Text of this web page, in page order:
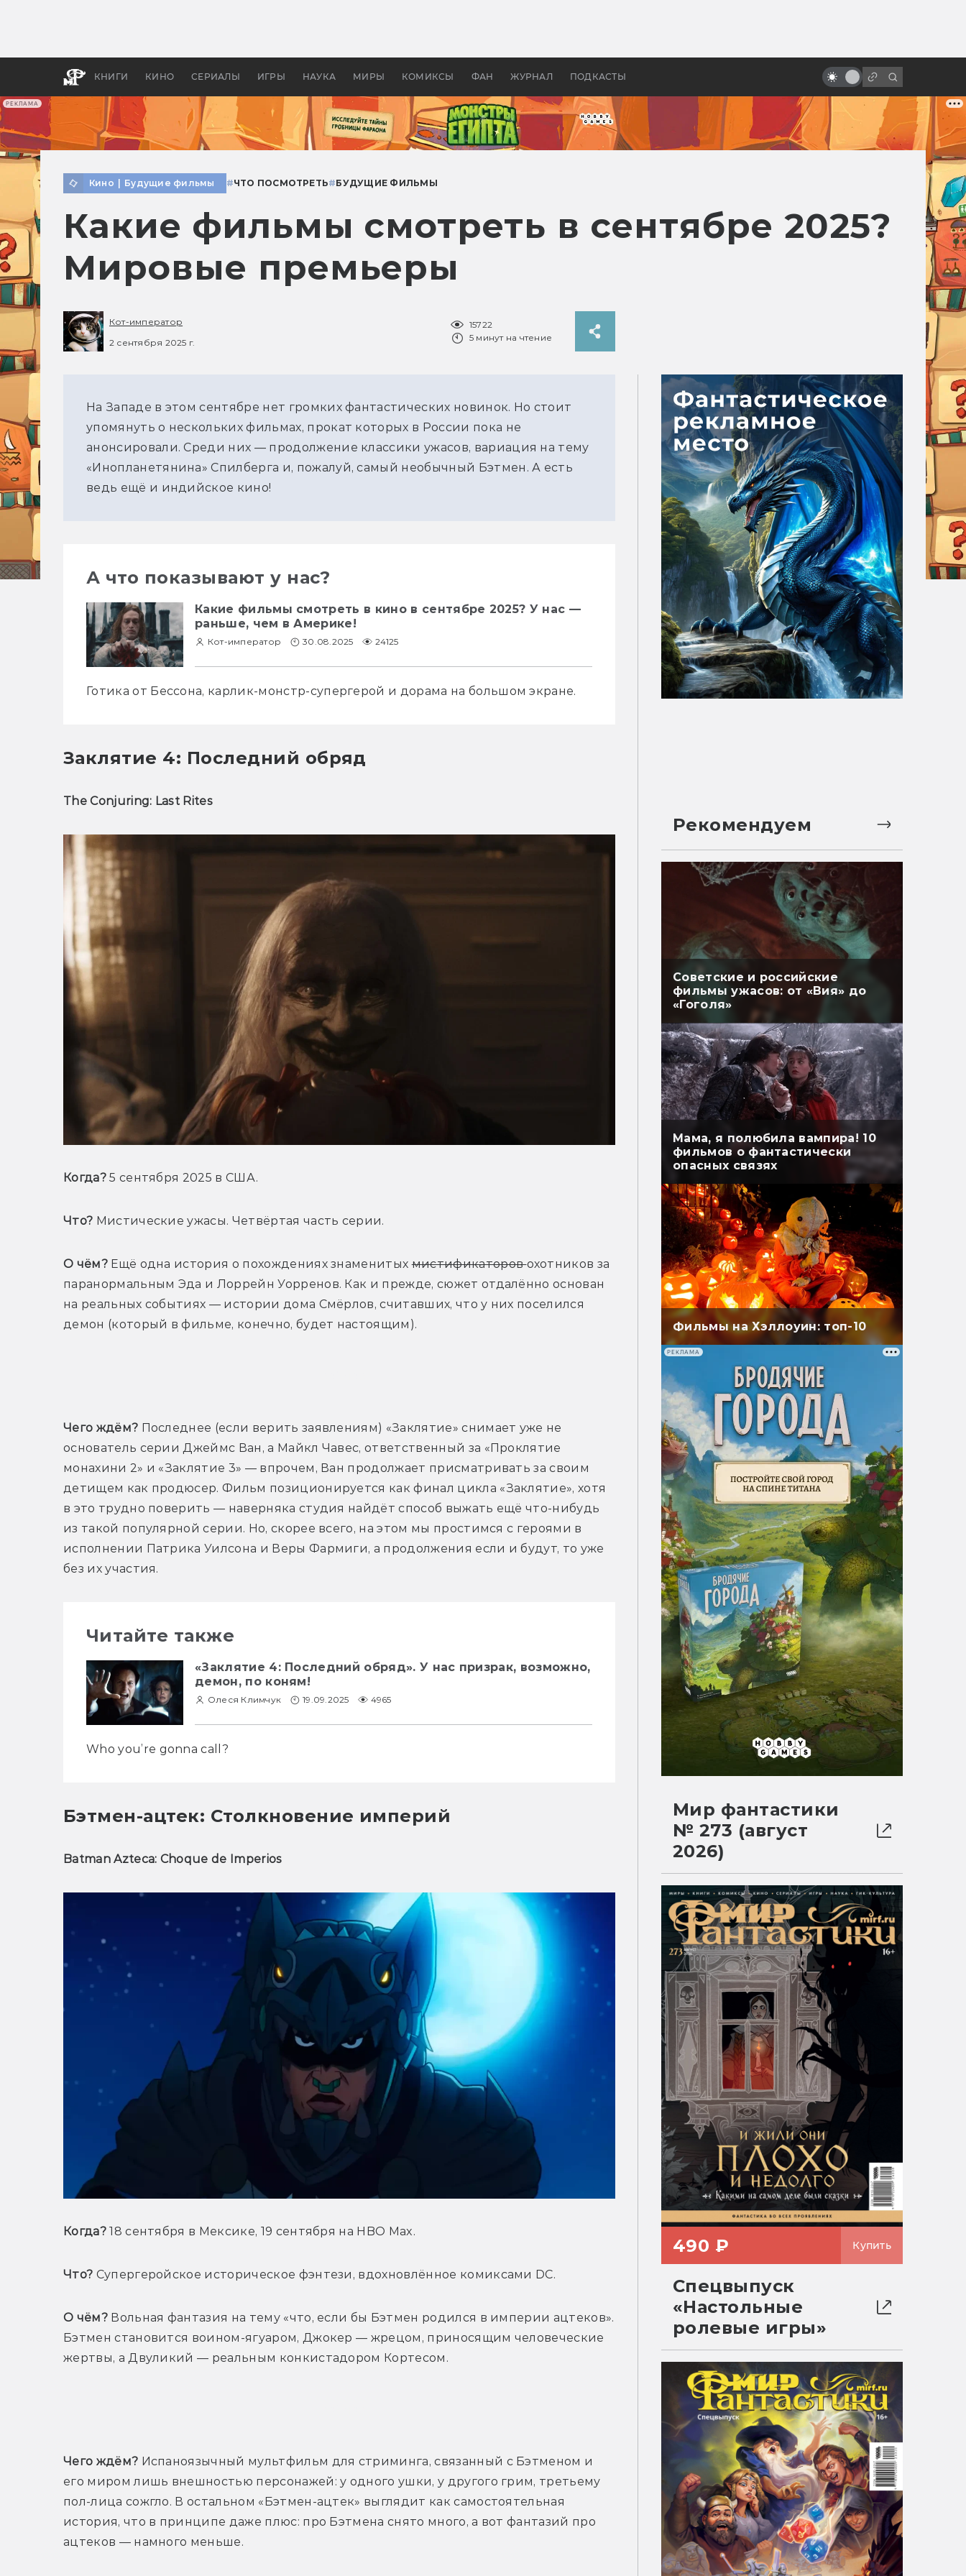
РЕКЛАМА
КНИГИ КИНО СЕРИАЛЫ ИГРЫ НАУКА МИРЫ КОМИКСЫ ФАН ЖУРНАЛ ПОДКАСТЫ
бы «Властелина колец»
Древней Грецией
тёмного фэнтези от Disney
Кино Будущие фильмы #ЧТО ПОСМОТРЕТЬ#БУДУЩИЕ ФИЛЬМЫ
Какие фильмы смотреть в сентябре 2025?
Мировые премьеры
Кот-император
2 сентября 2025 г.
15722
5 минут на чтение
На Западе в этом сентябре нет громких фантастических новинок. Но стоит
упомянуть о нескольких фильмах, прокат которых в России пока не
анонсировали. Среди них — продолжение классики ужасов, вариация на тему
«Инопланетянина» Спилберга и, пожалуй, самый необычный Бэтмен. А есть
ведь ещё и индийское кино!
А что показывают у нас?
Какие фильмы смотреть в кино в сентябре 2025? У нас —
раньше, чем в Америке!
Кот-император 30.08.2025 24125
Готика от Бессона, карлик-монстр-супергерой и дорама на большом экране.
Заклятие 4: Последний обряд
The Conjuring: Last Rites
Когда? 5 сентября 2025 в США.
Что? Мистические ужасы. Четвёртая часть серии.
О чём? Ещё одна история о похождениях знаменитых мистификаторов охотников за
паранормальным Эда и Лоррейн Уорренов. Как и прежде, сюжет отдалённо основан
на реальных событиях — истории дома Смёрлов, считавших, что у них поселился
демон (который в фильме, конечно, будет настоящим).
Чего ждём? Последнее (если верить заявлениям) «Заклятие» снимает уже не
основатель серии Джеймс Ван, а Майкл Чавес, ответственный за «Проклятие
монахини 2» и «Заклятие 3» — впрочем, Ван продолжает присматривать за своим
детищем как продюсер. Фильм позиционируется как финал цикла «Заклятие», хотя
в это трудно поверить — наверняка студия найдёт способ выжать ещё что-нибудь
из такой популярной серии. Но, скорее всего, на этом мы простимся с героями в
исполнении Патрика Уилсона и Веры Фармиги, а продолжения если и будут, то уже
без их участия.
Читайте также
«Заклятие 4: Последний обряд». У нас призрак, возможно,
демон, по коням!
Олеся Климчук 19.09.2025 4965
Who you’re gonna call?
Бэтмен-ацтек: Столкновение империй
Batman Azteca: Choque de Imperios
Когда? 18 сентября в Мексике, 19 сентября на HBO Max.
Что? Супергеройское историческое фэнтези, вдохновлённое комиксами DC.
О чём? Вольная фантазия на тему «что, если бы Бэтмен родился в империи ацтеков».
Бэтмен становится воином-ягуаром, Джокер — жрецом, приносящим человеческие
жертвы, а Двуликий — реальным конкистадором Кортесом.
Чего ждём? Испаноязычный мультфильм для стриминга, связанный с Бэтменом и
его миром лишь внешностью персонажей: у одного ушки, у другого грим, третьему
пол-лица сожгло. В остальном «Бэтмен-ацтек» выглядит как самостоятельная
история, что в принципе даже плюс: про Бэтмена снято много, а вот фантазий про
ацтеков — намного меньше.
Рекомендуем
Советские и российские
фильмы ужасов: от «Вия» до
«Гоголя»
Мама, я полюбила вампира! 10
фильмов о фантастически
опасных связях
Фильмы на Хэллоуин: топ-10
РЕКЛАМА
Мир фантастики
№ 273 (август
2026)
490 ₽ Купить
Спецвыпуск
«Настольные
ролевые игры»